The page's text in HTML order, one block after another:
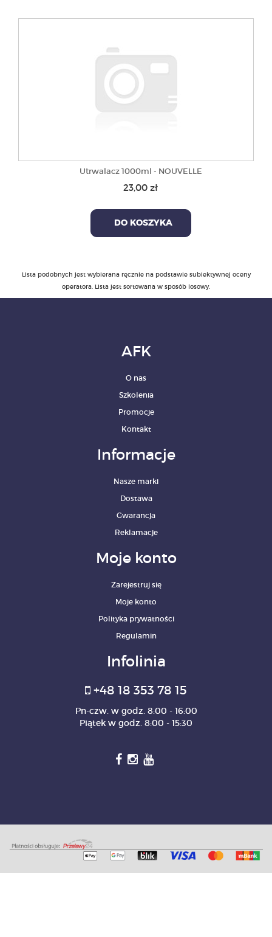
Utrwalacz 1000ml - NOUVELLE
23,00 zł
DO KOSZYKA
Lista podobnych jest wybierana ręcznie na podstawie subiektywnej oceny
operatora. Lista jest sortowana w sposób losowy.
AFK
O nas
Szkolenia
Promocje
Kontakt
Informacje
Nasze marki
Dostawa
Gwarancja
Reklamacje
Moje konto
Zarejestruj się
Moje konto
Polityka prywatności
Regulamin
Infolinia
+48 18 353 78 15
Pn-czw. w godz. 8:00 - 16:00
Piątek w godz. 8:00 - 15:30